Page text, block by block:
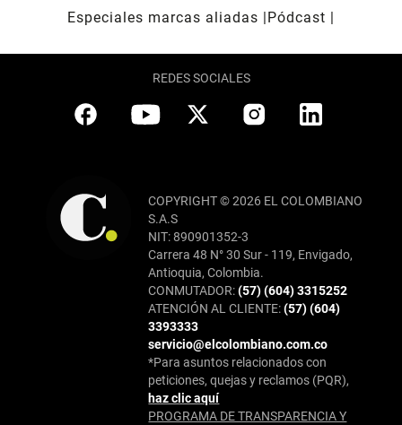
Especiales marcas aliadas
Pódcast
REDES SOCIALES
COPYRIGHT © 2026 EL COLOMBIANO
S.A.S
NIT: 890901352-3
Carrera 48 N° 30 Sur - 119, Envigado,
Antioquia, Colombia.
CONMUTADOR:(57) (604) 3315252
ATENCIÓN AL CLIENTE:(57) (604)
3393333
servicio@elcolombiano.com.co
*Para asuntos relacionados con
peticiones, quejas y reclamos (PQR),
haz clic aquí
PROGRAMA DE TRANSPARENCIA Y